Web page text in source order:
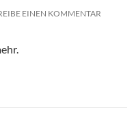
EINEN KOMMENTAR